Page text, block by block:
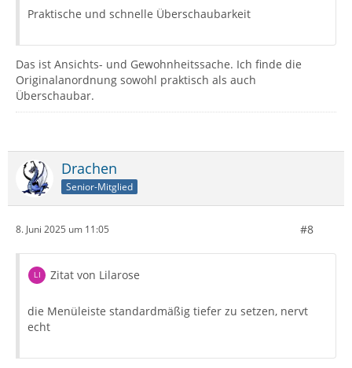
Praktische und schnelle Überschaubarkeit
Das ist Ansichts- und Gewohnheitssache. Ich finde die
Originalanordnung sowohl praktisch als auch
Überschaubar.
Drachen
Senior-Mitglied
8. Juni 2025 um 11:05 #8
Zitat von Lilarose
die Menüleiste standardmäßig tiefer zu setzen, nervt
echt